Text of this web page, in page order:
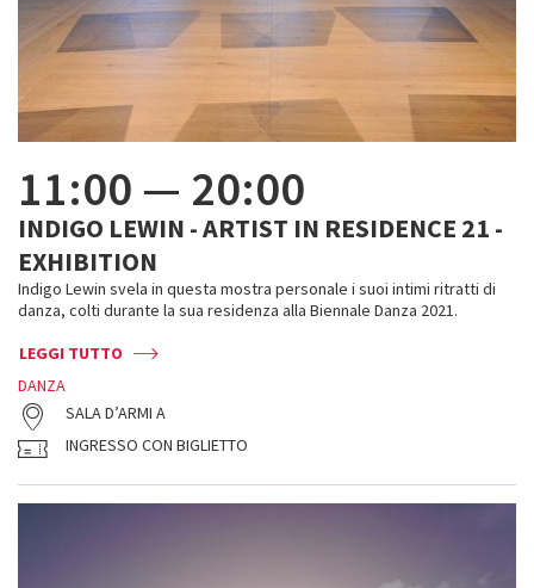
11:00 — 20:00
INDIGO LEWIN - ARTIST IN RESIDENCE 21 -
EXHIBITION
Indigo Lewin svela in questa mostra personale i suoi intimi ritratti di
danza, colti durante la sua residenza alla Biennale Danza 2021.
LEGGI TUTTO
DANZA
SALA D’ARMI A
INGRESSO CON BIGLIETTO